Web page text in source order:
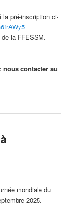
la pré-inscription ci-
la FFESSM.
nous contacter au
mondiale du
2025.